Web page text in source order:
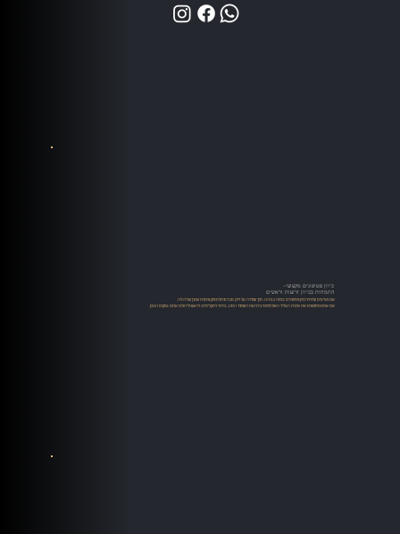
כיוון פטיפונים מקצועי-
התמחות בכיוון זרועות וראשים
אנו מציעים שירותי כיוון פטיפונים ברמה גבוהה, תוך שמירה על דיוק טכני מוחלט ומקצועיות שאין שניה לה.
אם אתם מחפשים את איכות הצליל האולטימטיבית ואת השימור הטוב ביותר לתקליטים, לראש וליהלום אתם במקום הנכון.​​